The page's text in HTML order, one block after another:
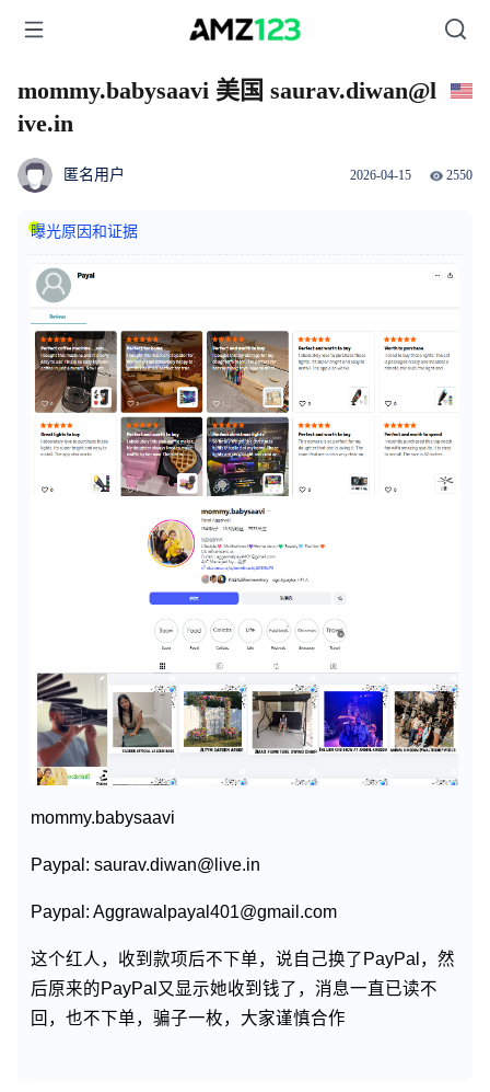
mommy.babysaavi 美国 saurav.diwan@l
ive.in
匿名用户 2026-04-15 2550
曝光原因和证据
mommy.babysaavi
Paypal: saurav.diwan@live.in
Paypal: Aggrawalpayal401@gmail.com
这个红人，收到款项后不下单，说自己换了PayPal，然
后原来的PayPal又显示她收到钱了，消息一直已读不
回，也不下单，骗子一枚，大家谨慎合作